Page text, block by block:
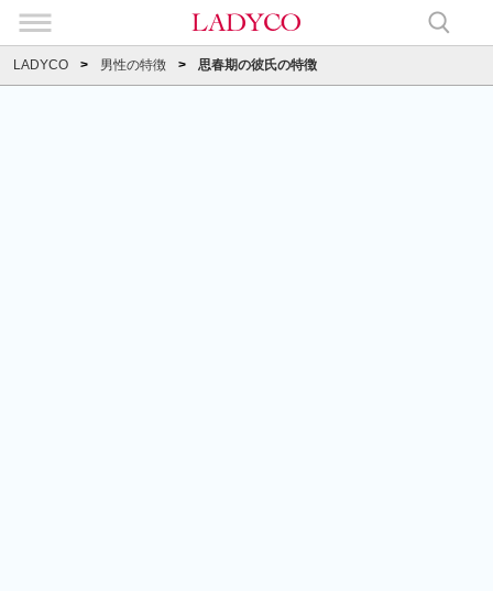
LADYCO 男性の特徴 思春期の彼氏の特徴